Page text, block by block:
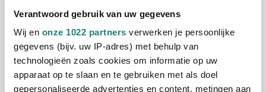
Verantwoord gebruik van uw gegevens
Wij en onze 1022 partners verwerken je persoonlijke
gegevens (bijv. uw IP-adres) met behulp van
technologieën zoals cookies om informatie op uw
apparaat op te slaan en te gebruiken met als doel
gepersonaliseerde advertenties en content, metingen aan
luxe resultaat. Je kunt zelf bedenken hoe je de houten
sleutelhangers wilt laten bedrukken of graveren. Maar
mocht je er behoefte aan hebben, dan denken wij ook
graag met je mee.
Houten sleutelhangers in alle soorten en